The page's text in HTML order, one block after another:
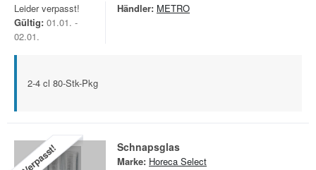
Leider verpasst!
Gültig: 01.01. -
02.01.
Händler: METRO
2-4 cl 80-Stk-Pkg
Verpasst! Schnapsglas
Marke: Horeca Select